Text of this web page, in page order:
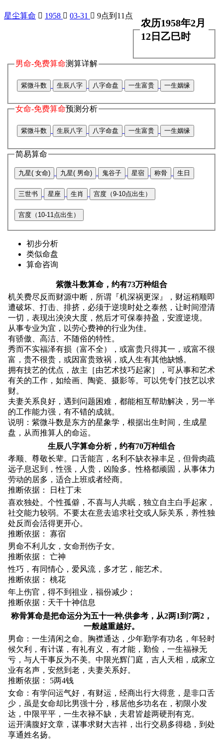
星尘算命  1958  03-31  9点到11点
农历1958年2月
12日乙巳时
男命-免费算命测算详解
紫微斗数 生辰八字 八字命盘 一生富贵 一生姻缘
女命-免费算命预测分析
紫微斗数 生辰八字 八字命盘 一生富贵 一生姻缘
简易算命
九星( 女命) 九星( 男命) 鬼谷子 星宿 称骨 生日
三世书 星座 生肖 宫度（9-10点出生）
宫度（10-11点出生）
初步分析
类似命盘
算命咨询
紫微斗数算命，约有73万种组合
机关费尽反而财源中断，所谓『机深祸更深』，财运稍顺即
遭破坏、打击、排挤，必须于逆境时处之泰然，让时间澄清
一切，表现出泱泱大度，然后才可保泰持盈，安渡逆境。
从事专业为宜，以劳心费神的行业为佳。
有骄傲、高洁、不随俗的特性。
秀而不实福泽有损（富不全），或富贵只得其一，或富不很
富，贵不很贵，或因富贵致祸，或人生有其他缺憾。
拥有技艺的优点，故主［由艺术技巧起家］，可从事和艺术
有关的工作，如绘画、陶瓷、摄影等。可以凭专门技艺以求
财。
夫妻关系良好，遇到问题困难，都能相互帮助解决，另一半
的工作能力强，有不错的成就。
说明：紫微斗数是东方的星象学，根据出生时间，生成星
盘，从而推算人的命运。
生辰八字算命分析，约有70万种组合
孝顺、尊敬长辈。口舌能言，名利不缺衣禄丰足，但骨肉疏
远子息迟到，性强，人贵，凶险多。性格都顽固，从事体力
劳动的居多，适合上班或者经商。
推断依据： 日柱丁未
喜欢独处。个性孤僻，不喜与人共眠，独立自主白手起家，
社交能力较弱。不要太在意去追求社交或人际关系，养性独
处反而会活得更开心。
推断依据： 寡宿
男命不利儿女，女命刑伤子女。
推断依据： 亡神
性巧，有同情心，爱风流，多才艺，能艺术。
推断依据： 桃花
年上伤官，得不到祖业，福份减少；
推断依据：天干十神信息
称骨算命是把命运分为五十一种,供参考，从2两1到7两2，
一般越重越好。
男命：一生清闲之命。胸襟通达，少年勤学有功名，年轻时
候欠利，有计谋，有礼有义，有才能，勤俭，一生福禄无
亏，与人干事反为不美。中限光辉门庭，吉人天相，成家立
业有名声，安然到老，夫妻关系好。
推断依据： 5两4钱
女命：有学问运气好，有财运，经商出行大得意，是非口舌
少，虽是女命却比男强十分，移居他乡功名在，初限小发
达，中限平平，一生衣禄不缺，夫君皆趁两硬刑有克。
运开满腹好文章，谋事求财大吉祥，出行交易多得稳，到处
享通姓名扬。